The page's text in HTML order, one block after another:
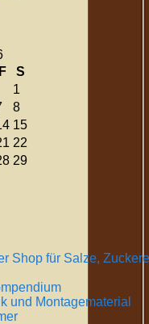
F
S
1
8
15
22
29
Shop für Salze,
und Montagematerial